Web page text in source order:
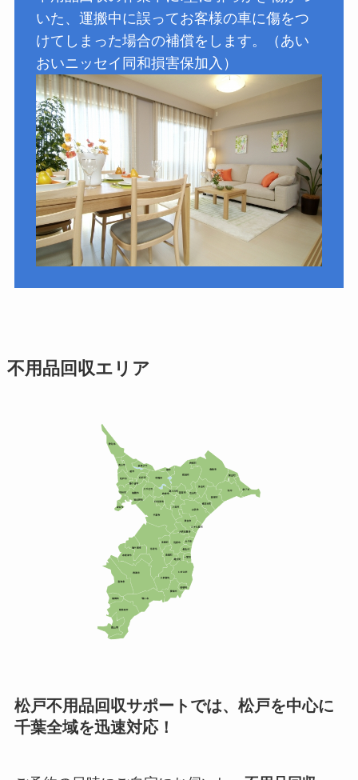
いた、運搬中に誤ってお客様の車に傷をつ
けてしまった場合の補償をします。（あい
おいニッセイ同和損害保加入）
不用品回収エリア
松戸不用品回収サポートでは、松戸を中心に
千葉全域を迅速対応！